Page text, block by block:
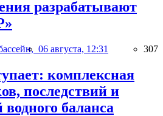
разрабатывают
06 августа, 12:31 307
комплексная
последствий и
водного баланса